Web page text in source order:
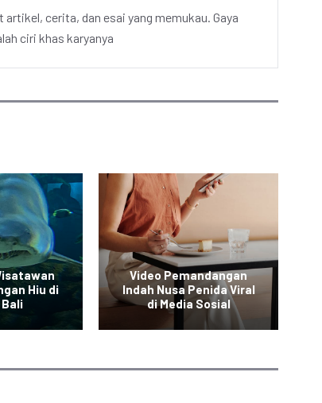
cerita, dan esai yang memukau. Gaya
ciri khas karyanya
Hiu di
Video Pemandangan
Indah Nusa Penida Viral
di Media Sosial